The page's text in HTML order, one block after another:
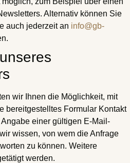
Alternativ können Sie
auch jederzeit an info@gb-
wir Ihnen die Möglichkeit, mit
bereitgestelltes Formular Kontakt
einer gültigen E-Mail-
wissen, von wem die Anfrage
zu können. Weitere
werden.